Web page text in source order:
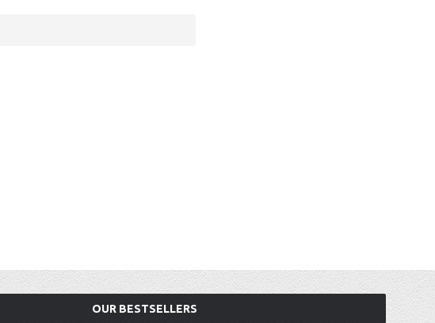
OUR BESTSELLERS